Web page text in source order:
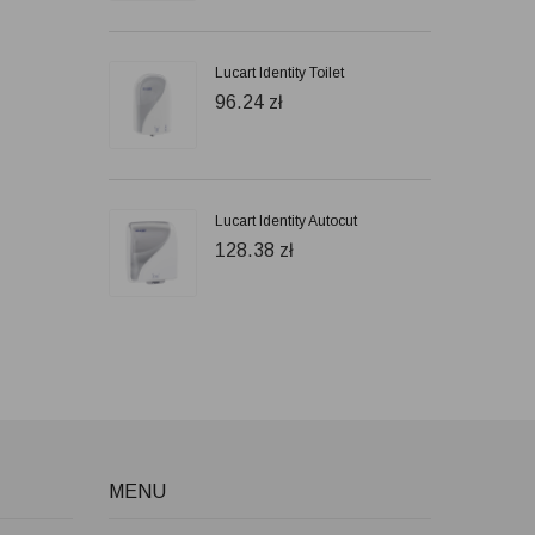
Lucart Identity Toilet
96.24 zł
Lucart Identity Autocut
128.38 zł
MENU